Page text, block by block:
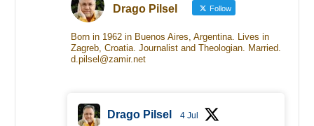
Drago Pilsel Follow
Born in 1962 in Buenos Aires, Argentina. Lives in
Zagreb, Croatia. Journalist and Theologian. Married.
d.pilsel@zamir.net
Drago Pilsel 4 Jul